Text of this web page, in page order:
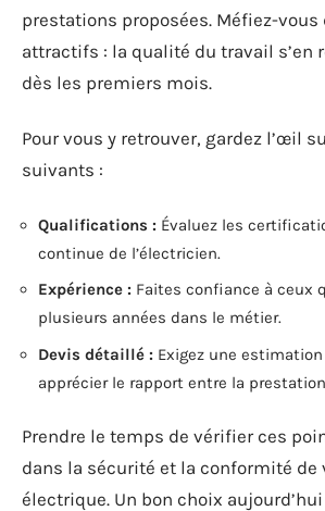
prestations proposées. Méfiez-vous
attractifs : la qualité du travail s’en
dès les premiers mois.
Pour vous y retrouver, gardez l’œil
suivants :
Qualifications : Évaluez les
continue de l’électricien.
Expérience : Faites confiance à ceux
plusieurs années dans le métier.
Devis détaillé : Exigez une
apprécier le rapport entre la
Prendre le temps de vérifier ces
dans la sécurité et la conformité
électrique. Un bon choix